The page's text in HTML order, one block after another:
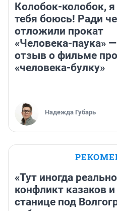
Колобок-колобок, я
тебя боюсь! Ради
отложили прокат
«Человека-паука» —
отзыв о фильме про
«человека-булку»
Надежда Губарь
«Тут иногда
конфликт казаков
станице под